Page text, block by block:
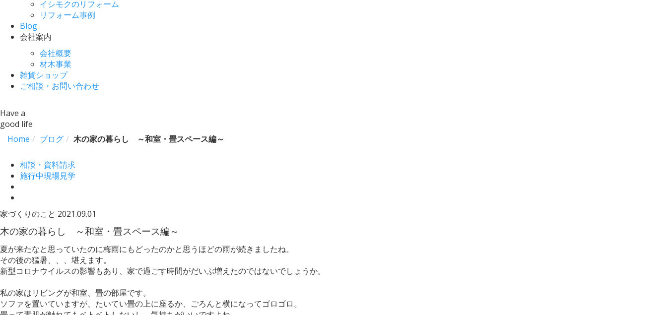
イシモクのリフォーム
リフォーム事例
Blog
会社案内
会社概要
材木事業
雑貨ショップ
ご相談・お問い合わせ
Have a
good life
Home
ブログ 木の家の暮らし ～和室・畳スペース編～
相談・資料請求
施行中現場見学
家づくりのこと 2021.09.01
木の家の暮らし ～和室・畳スペース編～
夏が来たなと思っていたのに梅雨にもどったのかと思うほどの雨が続きましたね。
その後の猛暑、、、堪えます。
新型コロナウイルスの影響もあり、家で過ごす時間がだいぶ増えたのではないでしょうか。
私の家はリビングが和室、畳の部屋です。
ソファを置いていますが、たいてい畳の上に座るか、ごろんと横になってゴロゴロ。